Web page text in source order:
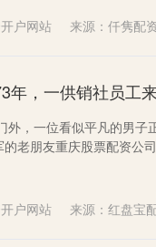
来源：仟隽配
户网站
，一位看似平凡的男子
老朋友重庆股票配资公
来源：红盘宝
户网站